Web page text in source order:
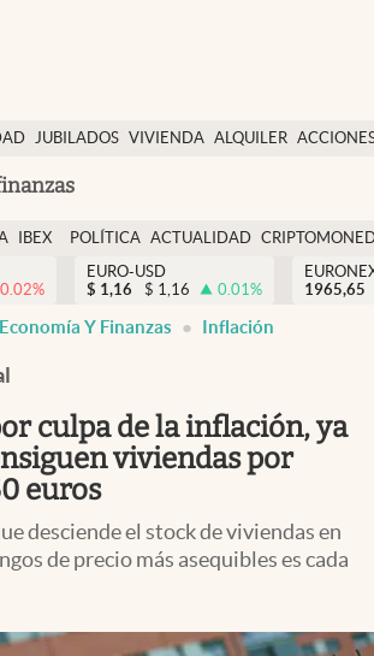
JUBILADOS VIVIENDA ALQUILER
USA
IBEX
EURO
POLÍTICA ACTUALIDAD
%
EURO-USD
$ 1,16 $ 1,16 0.01%
1965,65
Economía Y Finanzas Inflación
culpa de la inflación, ya
viviendas por
euros
desciende el stock de viviendas en
de precio más asequibles es cada